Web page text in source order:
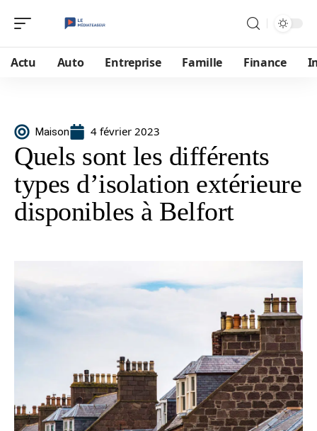
Actu Auto Entreprise Famille Finance
Maison 4 février 2023
Quels sont les différents
types d’isolation extérieure
disponibles à Belfort